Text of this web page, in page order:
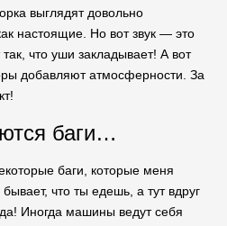
выглядят довольно
настоящие. Но вот звук — это
что уши закладывает! А вот
добавляют атмосферности. За
баги…
баги, которые меня
что ты едешь, а тут вдруг
Иногда машины ведут себя